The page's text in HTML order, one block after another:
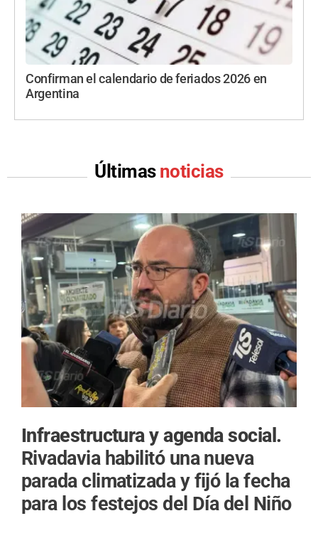
Confirman el calendario de feriados 2026 en
Argentina
Últimas noticias
Infraestructura y agenda social.
Rivadavia habilitó una nueva
parada climatizada y fijó la fecha
para los festejos del Día del Niño